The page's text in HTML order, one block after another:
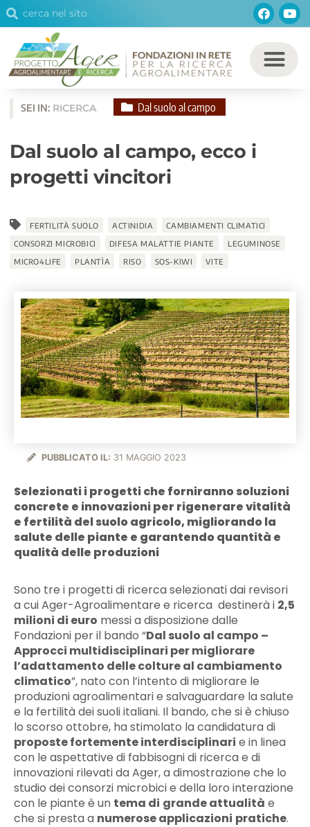
VaiCerca Cerca
SEI IN: RICERCA Dal suolo al campo
Dal suolo al campo, ecco i
progetti vincitori
FERTILITÀ SUOLO ACTINIDIA
CAMBIAMENTI CLIMATICI
CONSORZI MICROBICI
DIFESA MALATTIE PIANTE
LEGUMINOSE
MICRO4LIFE
PLANTÌA RISO SOS-KIWI VITE
PUBBLICATO IL: 31 MAGGIO 2023
Selezionati i progetti che forniranno soluzioni
concrete e innovazioni per rigenerare vitalità
e fertilità del suolo agricolo, migliorando la
salute delle piante e garantendo quantità e
qualità delle produzioni
Sono tre i progetti di ricerca selezionati dai revisori
a cui Ager-Agroalimentare e ricerca destinerà i 2,5
milioni di euro messi a disposizione dalle
Fondazioni per il bando “Dal suolo al campo –
Approcci multidisciplinari per migliorare
l’adattamento delle colture al cambiamento
climatico”, nato con l’intento di migliorare le
produzioni agroalimentari e salvaguardare la salute
e la fertilità dei suoli italiani. Il bando, che si è chiuso
lo scorso ottobre, ha stimolato la candidatura di
proposte fortemente interdisciplinari e in linea
con le aspettative di fabbisogni di ricerca e di
innovazioni rilevati da Ager, a dimostrazione che lo
studio dei consorzi microbici e della loro interazione
con le piante è un tema di grande attualità e
che si presta a numerose applicazioni pratiche.